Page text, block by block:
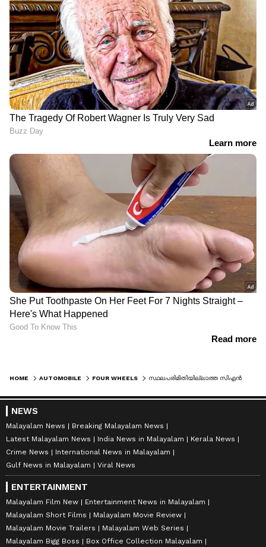
HOME AUTOMOBILE FOUR WHEELS
NEWS
Malayalam News
Breaking Malayalam News
Latest Malayalam News
India News in Malayalam
Kerala News
Crime News
International News in Malayalam
Gulf News in Malayalam
Viral News
ENTERTAINMENT
Malayalam Film New
Entertainment News in Malayalam
Malayalam Short Films
Malayalam Movie Review
Malayalam Movie Trailers
Malayalam Web Series
Malayalam Bigg Boss
Box Office Collection Malayalam